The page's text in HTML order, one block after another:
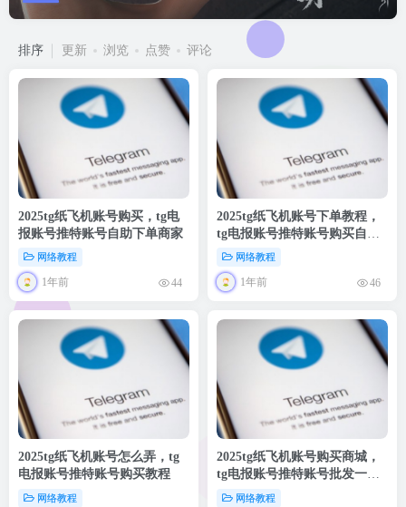
排序 更新 浏览 点赞 评论
2025tg纸飞机账号购买，tg电
报账号推特账号自助下单商家
网络教程
1年前 44
2025tg纸飞机账号下单教程，
tg电报账号推特账号购买自动
发货网络教程
1年前 46
2025tg纸飞机账号怎么弄，tg
电报账号推特账号购买教程
网络教程
2025tg纸飞机账号购买商城，
tg电报账号推特账号批发一人
一号网络教程